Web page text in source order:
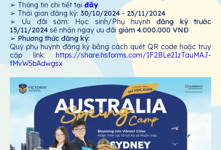
➢ Thông tin chi tiết tại đây
➢ Thời gian đăng ký: 30/10/2024 - 25/11/2024
➢ Ưu đãi sớm: Học sinh/Phụ huynhđăng kýtrước
15/11/2024 sẽ nhận ngay ưu đãi giảm 4.000.000 VNĐ
➢ Phương thức đăng ký:
Quý phụ huynh đăng ký bằng cách quét QR code hoặc truy
cập link: https://share.hsforms.com/1F2BLe2IzTauMAJ-
fMvW5bAdwgsx